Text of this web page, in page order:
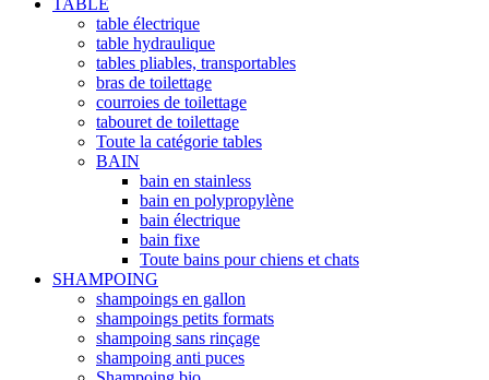
TABLE
table électrique
table hydraulique
tables pliables, transportables
bras de toilettage
courroies de toilettage
tabouret de toilettage
Toute la catégorie tables
BAIN
bain en stainless
bain en polypropylène
bain électrique
bain fixe
Toute bains pour chiens et chats
SHAMPOING
shampoings en gallon
shampoings petits formats
shampoing sans rinçage
shampoing anti puces